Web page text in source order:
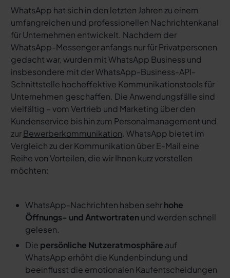
WhatsApp hat sich in den letzten Jahren zu einem
umfangreichen und professionellen Nachrichtenkanal
für Unternehmen entwickelt. Nachdem der
WhatsApp-Messenger anfangs nur für Privatpersonen
gedacht war, wurden mit WhatsApp Business und
insbesondere mit der WhatsApp-Business-API-
Schnittstelle hocheffektive Kommunikationstools für
Unternehmen geschaffen. Die Anwendungsfälle sind
vielfältig – vom Vertrieb und Marketing über den
Kundenservice bis hin zum Personalmanagement und
zurBewerberkommunikation. WhatsApp bietet im
Vergleich zu der Kommunikation über E-Mail eine
Reihe von Vorteilen, die wir Ihnen kurz vorstellen
möchten:
WhatsApp-Nachrichten haben sehrhohe
Öffnungs- und Antwortratenund werden schnell
gelesen.
Die persönliche Nutzeratmosphäre auf
WhatsApp erhöht die Kundenbindung und
beeinflusst die emotionalen Kaufentscheidungen